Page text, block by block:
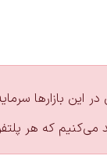
در این بازارها
می‌کنیم که هر